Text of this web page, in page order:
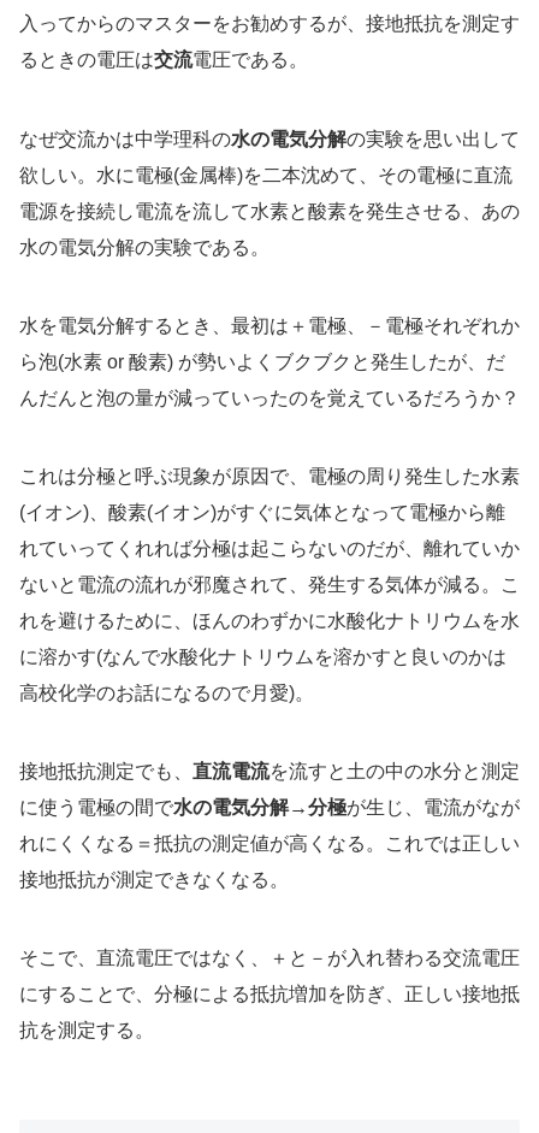
入ってからのマスターをお勧めするが、接地抵抗を測定す
るときの電圧は交流電圧である。
なぜ交流かは中学理科の水の電気分解の実験を思い出して
欲しい。水に電極(金属棒)を二本沈めて、その電極に直流
電源を接続し電流を流して水素と酸素を発生させる、あの
水の電気分解の実験である。
水を電気分解するとき、最初は＋電極、－電極それぞれか
ら泡(水素 or 酸素) が勢いよくブクブクと発生したが、だ
んだんと泡の量が減っていったのを覚えているだろうか？
これは分極と呼ぶ現象が原因で、電極の周り発生した水素
(イオン)、酸素(イオン)がすぐに気体となって電極から離
れていってくれれば分極は起こらないのだが、離れていか
ないと電流の流れが邪魔されて、発生する気体が減る。こ
れを避けるために、ほんのわずかに水酸化ナトリウムを水
に溶かす(なんで水酸化ナトリウムを溶かすと良いのかは
高校化学のお話になるので月愛)。
接地抵抗測定でも、 直流電流を流すと土の中の水分と測定
に使う電極の間で水の電気分解→分極が生じ、電流がなが
れにくくなる＝抵抗の測定値が高くなる。これでは正しい
接地抵抗が測定できなくなる。
そこで、直流電圧ではなく、＋と－が入れ替わる交流電圧
にすることで、分極による抵抗増加を防ぎ、正しい接地抵
抗を測定する。